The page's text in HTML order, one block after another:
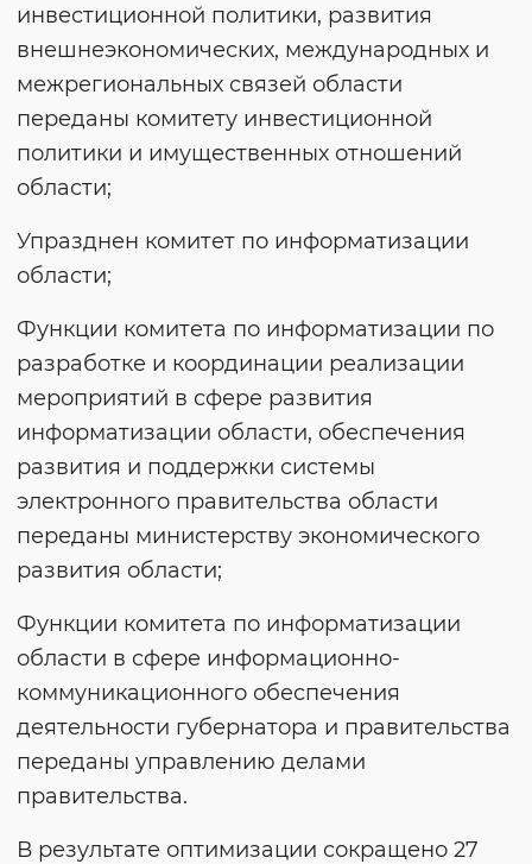
инвестиционной политики, развития
внешнеэкономических, международных и
межрегиональных связей области
переданы комитету инвестиционной
политики и имущественных отношений
области;
Упразднен комитет по информатизации
области;
Функции комитета по информатизации по
разработке и координации реализации
мероприятий в сфере развития
информатизации области, обеспечения
развития и поддержки системы
электронного правительства области
переданы министерству экономического
развития области;
Функции комитета по информатизации
области в сфере информационно-
коммуникационного обеспечения
деятельности губернатора и правительства
переданы управлению делами
правительства.
В результате оптимизации сокращено 27